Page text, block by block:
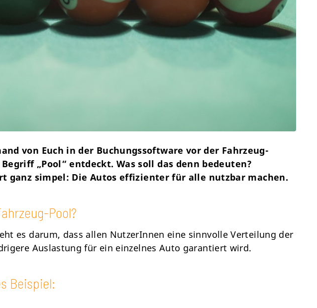
von Euch in der Buchungssoftware vor der Fahrzeug-
„Pool“ entdeckt. Was soll das denn bedeuten?
ganz simpel: Die Autos effizienter für alle nutzbar machen.
Pool?
es darum, dass allen NutzerInnen eine sinnvolle Verteilung der
Auslastung für ein einzelnes Auto garantiert wird.
Beispiel: